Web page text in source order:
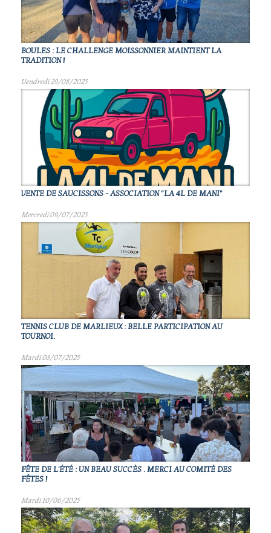
BOULES : LE CHALLENGE MOISSONNIER MAINTIENT LA
TRADITION !
Vendredi 29/08/2025
VENTE DE SAUCISSONS - ASSOCIATION "LA 4L DE MANI"
Mercredi 09/07/2025
TENNIS CLUB DE MARLIEUX : BELLE PARTICIPATION AU
TOURNOI.
Mardi 08/07/2025
FÊTE DE L'ÉTÉ : UN BEAU SUCCÈS . MERCI AU COMITÉ DES
FÊTES !
Mardi 10/06/2025